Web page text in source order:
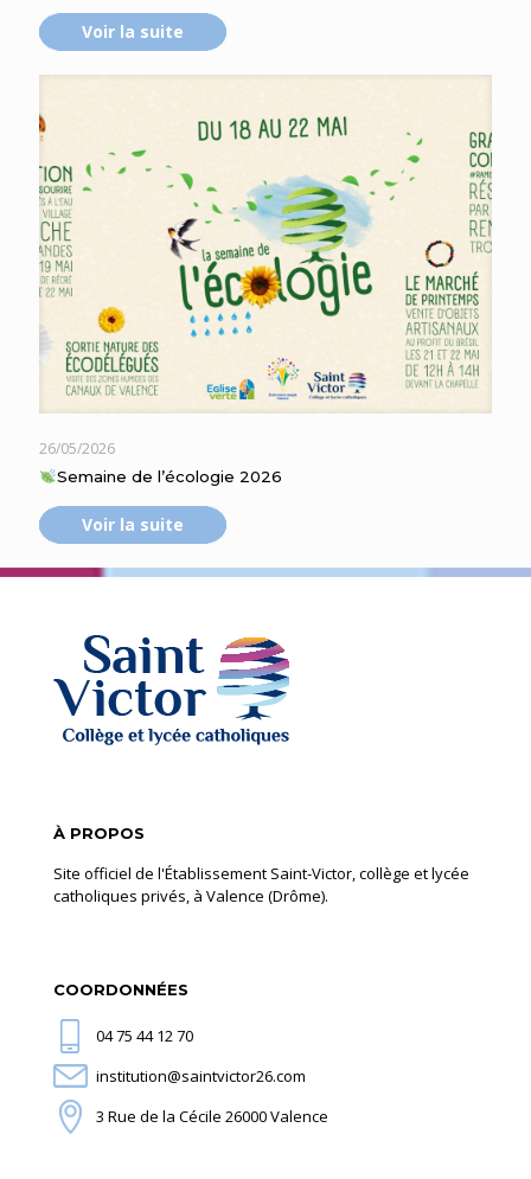
Voir la suite
26/05/2026
Semaine de l’écologie 2026
Voir la suite
À PROPOS
Site officiel de l'Établissement Saint-Victor, collège et lycée
catholiques privés, à Valence (Drôme).
COORDONNÉES
04 75 44 12 70
institution@saintvictor26.com
3 Rue de la Cécile 26000 Valence